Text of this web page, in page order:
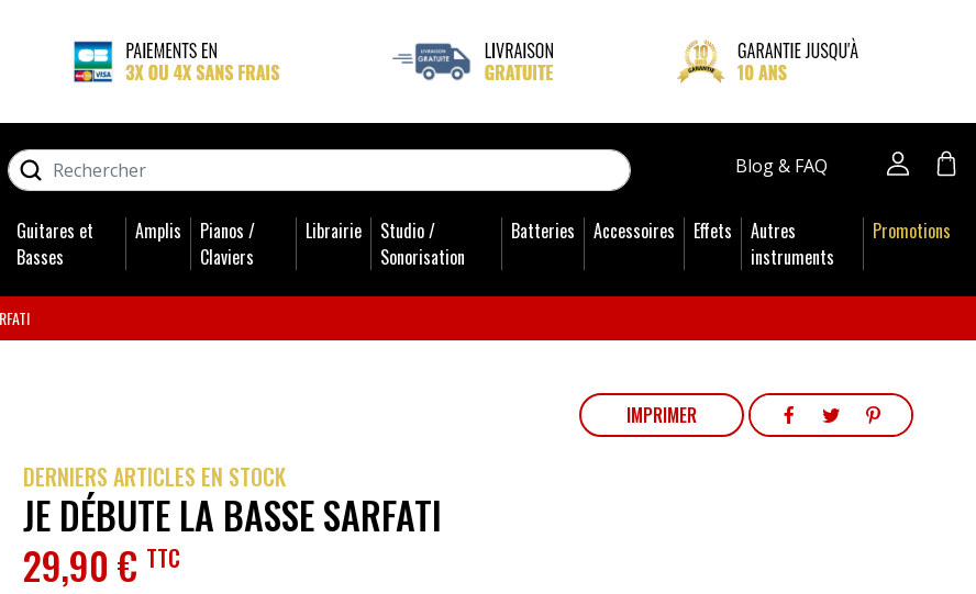
RECHERCHER Blog & FAQ
Guitares et
Basses
Amplis
Pianos /
Claviers
Librairie
Studio /
Sonorisation
Batteries Accessoires Effets
Autres
instruments
Promotions
IMPRIMER PARTAGER
PARTAGER
TWEET PINTEREST
DERNIERS ARTICLES EN STOCK
JE DÉBUTE LA BASSE SARFATI
29,90 € TTC
GUITARES ET BASSES
AMPLIS
PIANOS / CLAVIERS
ACCESSOIRES